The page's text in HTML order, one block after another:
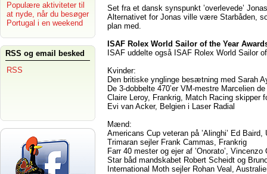
Populære aktiviteter til
at nyde, når du besøger
Portugal i en weekend
RSS og email besked
RSS
Set fra et dansk synspunkt ’overlevede’
Alternativet for Jonas ville være Starbåden,
plan med.
ISAF Rolex World Sailor of the Year
ISAF uddelte også ISAF Rolex World Sailor
Kvinder:
Den britiske ynglinge besætning med Sarah
De 3-dobbelte 470’er VM-mestre Marcelien
Claire Leroy, Frankrig, Match Racing skipper
Evi van Acker, Belgien i Laser Radial
Mænd:
Americans Cup veteran på ’Alinghi’ Ed Baird,
Trimaran sejler Frank Cammas, Frankrig
Farr 40 mester og ejer af ’Onorato’, Vincenzo
Star båd mandskabet Robert Scheidt og
International Moth sejler Rohan Veal,